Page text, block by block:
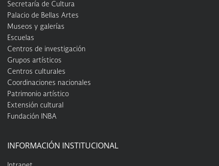
Secretaría de Cultura
Palacio de Bellas Artes
Museos y galerías
Escuelas
Centros de investigación
Grupos artísticos
Centros culturales
Coordinaciones nacionales
Patrimonio artístico
Extensión cultural
Fundación INBA
INFORMACIÓN INSTITUCIONAL